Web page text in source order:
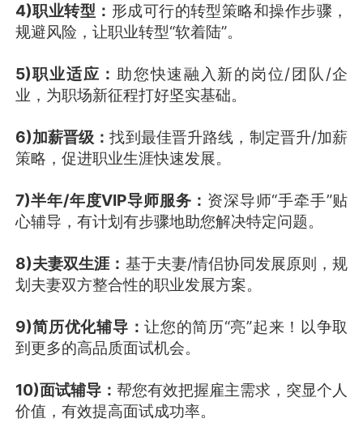
4)职业转型： 形成可行的转型策略和操作步骤，
规避风险，让职业转型“软着陆”。
5)职业适应：助您快速融入新的岗位/团队/企
业，为职场新征程打好坚实基础。
6)加薪晋级：找到最佳晋升路线，制定晋升/加薪
策略，促进职业生涯快速发展。
7)半年/年度VIP导师服务： 资深导师“手牵手”贴
心辅导，有计划有步骤地助您解决特定问题。
8)夫妻双生涯： 基于夫妻/情侣协同发展原则，规
划夫妻双方整合性的职业发展方案。
9)简历优化辅导：让您的简历“亮”起来！以争取
到更多的高品质面试机会。
10)面试辅导： 帮您有效把握雇主需求，突显个人
价值，有效提高面试成功率。